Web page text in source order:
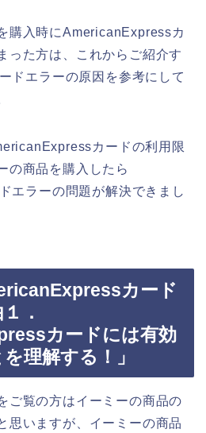
購入時にAmericanExpressカ
った方は、これからご紹介す
ドエラーの原因を参考にして
カードの利用限
の商品を購入したら
エラーの問題が解決できまし
カード
．
カードには有効
理解する！」
ご覧の方はイーミーの商品の
思いますが、イーミーの商品